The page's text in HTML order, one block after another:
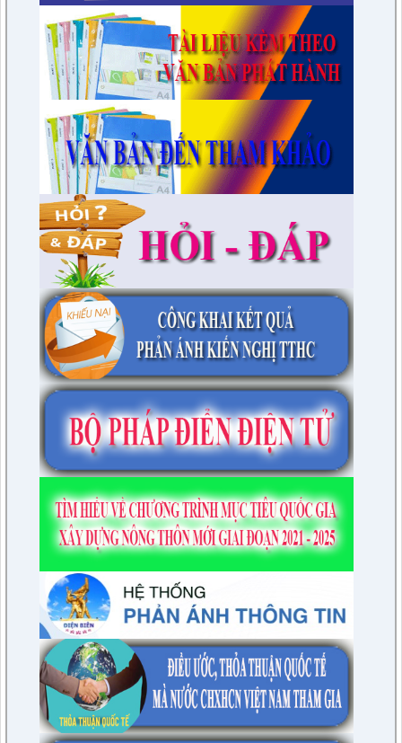
7/QĐ-BPC
Quyết định thành lập đoàn giám sát việc thực hiện các quy
định của pháp luật về công tác thi hành án dân sự trên địa
bàn huyện năm 2021, 2022
lượt xem: 3387 | lượt tải:596
230/CTr-TT HĐND
Chương trình công tác tháng 03/2023 của TT HĐND
lượt xem: 3379 | lượt tải:461
1/NQ-TTHĐND
Nghị quyết V/v: Điều chỉnh cục bộ quy hoạch chi tiết xây dựng
tỷ lệ 1/500 Khu trung tâm thị trấn Tuần Giáo huyện Tuần Giáo
tỉnh Điện Biên ( Khu dân cư số 1 Thị trấn Tuần Giáo; Khu dân
cư số 2 Thị trấn Tuần Giáo; Khu dân cư mới số 3
lượt xem: 2803 | lượt tải:1456
2/CV-BDT
Đề xuất chuyên đề giám sát năm 2024
lượt xem: 3924 | lượt tải:979
4/CV-BKTXH
Đề xuất nội dung giám sát năm 2024 của TT HĐND huyện
lượt xem: 4941 | lượt tải:1315